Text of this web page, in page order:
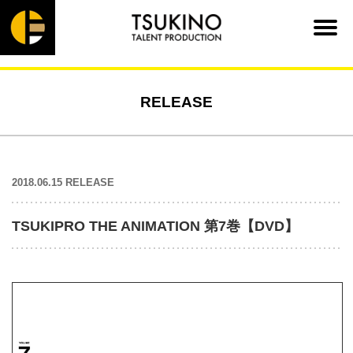
RELEASE
2018.06.15 RELEASE
TSUKIPRO THE ANIMATION 第7巻【DVD】